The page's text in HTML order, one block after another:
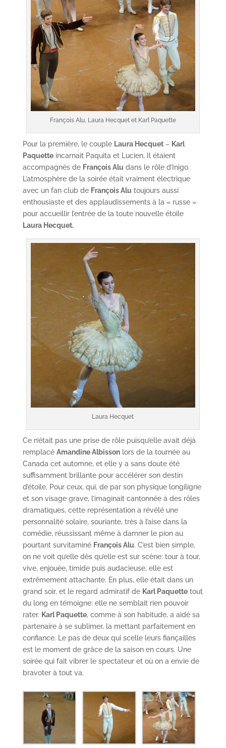
François Alu, Laura Hecquet et Karl Paquette
Pour la première, le couple Laura Hecquet– Karl
Paquetteincarnait Paquita et Lucien. Il étaient
accompagnés de François Alu dans le rôle d’Inigo.
L’atmosphère de la soirée était vraiment électrique
avec un fan club de François Alu toujours aussi
enthousiaste et des applaudissements à la « russe »
pour accueillir l’entrée de la toute nouvelle étoile
Laura Hecquet.
Laura Hecquet
Ce n’était pas une prise de rôle puisqu’elle avait déjà
remplacé Amandine Albissonlors de la tournée au
Canada cet automne, et elle y a sans doute été
suffisamment brillante pour accélérer son destin
d’étoile. Pour ceux, qui, de par son physique longiligne
et son visage grave, l’imaginait cantonnée à des rôles
dramatiques, cette représentation a révélé une
personnalité solaire, souriante, très à l’aise dans la
comédie, réussissant même à damner le pion au
pourtant survitaminé François Alu. C’est bien simple,
on ne voit qu’elle dès qu’elle est sur scène: tour à tour,
vive, enjouée, timide puis audacieuse, elle est
extrêmement attachante. En plus, elle était dans un
grand soir, et le regard admiratif de Karl Paquettetout
du long en témoigne: elle ne semblait rien pouvoir
rater. Karl Paquette, comme à son habitude, a aidé sa
partenaire à se sublimer, la mettant parfaitement en
confiance. Le pas de deux qui scelle leurs fiançailles
est le moment de grâce de la saison en cours. Une
soirée qui fait vibrer le spectateur et où on a envie de
bravoter à tout va.